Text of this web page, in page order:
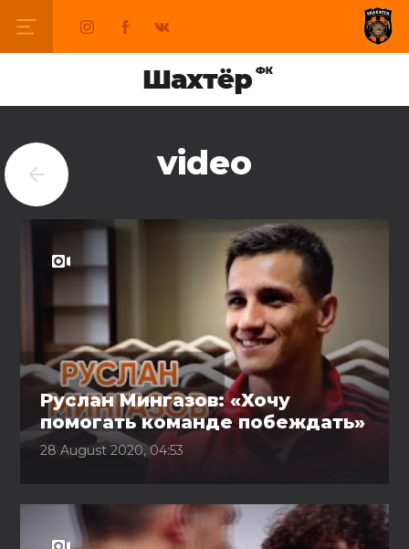
video
Руслан Мингазов: «Хочу
помогать команде побеждать»
28 August 2020, 04:53